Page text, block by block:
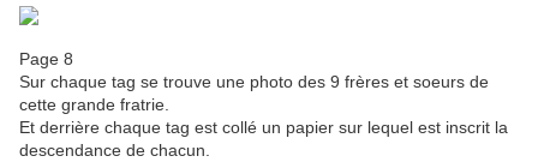
Page 8
Sur chaque tag se trouve une photo des 9 frères et soeurs de
cette grande fratrie.
Et derrière chaque tag est collé un papier sur lequel est inscrit la
descendance de chacun.